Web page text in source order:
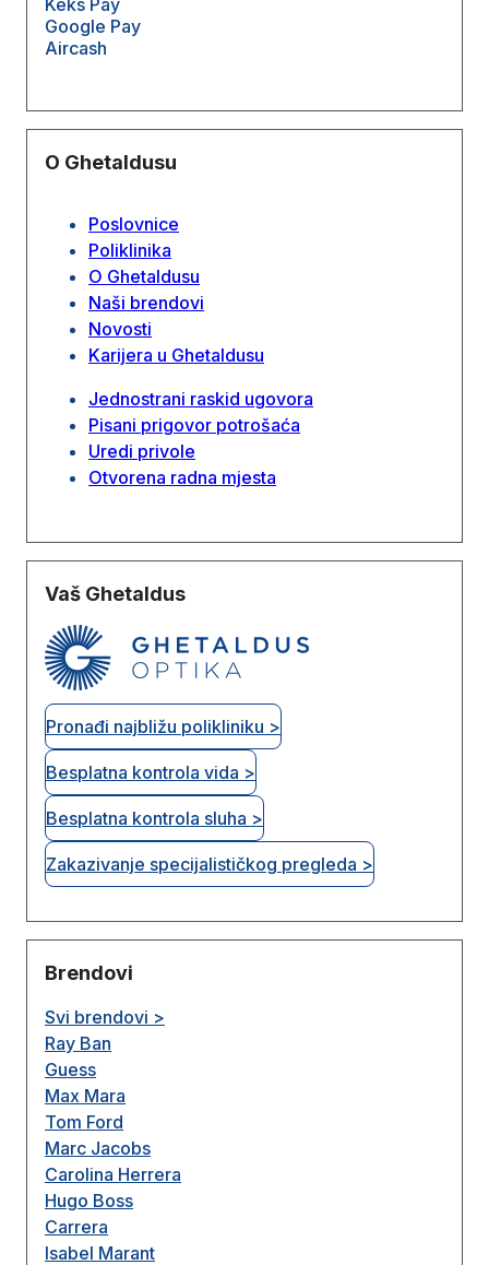
Google Pay
Aircash
O Ghetaldusu
Poslovnice
Poliklinika
O Ghetaldusu
Naši brendovi
Novosti
Karijera u Ghetaldusu
Jednostrani raskid ugovora
Pisani prigovor potrošaća
Uredi privole
Otvorena radna mjesta
Vaš Ghetaldus
Pronađi najbližu polikliniku >
Besplatna kontrola vida >
Besplatna kontrola sluha >
Zakazivanje specijalističkog pregleda >
Brendovi
Svi brendovi >
Ray Ban
Guess
Max Mara
Tom Ford
Marc Jacobs
Carolina Herrera
Hugo Boss
Carrera
Isabel Marant